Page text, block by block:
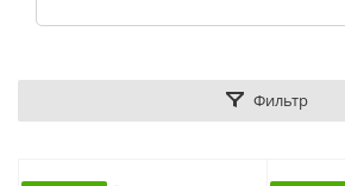
Фильтр